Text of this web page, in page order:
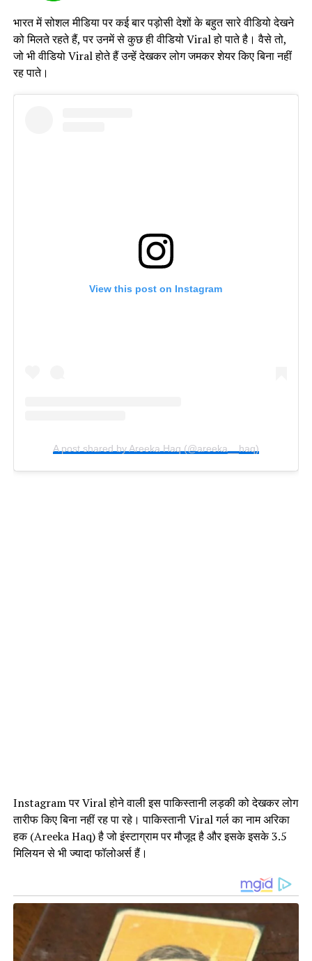
भारत में सोशल मीडिया पर कई बार पड़ोसी देशों के बहुत सारे वीडियो देखने
को मिलते रहते हैं, पर उनमें से कुछ ही वीडियो Viral हो पाते है। वैसे तो,
जो भी वीडियो Viral होते हैं उन्हें देखकर लोग जमकर शेयर किए बिना नहीं
रह पाते।
View this post on Instagram
A post shared by Areeka Haq (@areeka__haq)
Instagram पर Viral होने वाली इस पाकिस्तानी लड़की को देखकर लोग
तारीफ किए बिना नहीं रह पा रहे। पाकिस्तानी Viral गर्ल का नाम अरिका
हक (Areeka Haq) है जो इंस्टाग्राम पर मौजूद है और इसके इसके 3.5
मिलियन से भी ज्यादा फॉलोअर्स हैं।